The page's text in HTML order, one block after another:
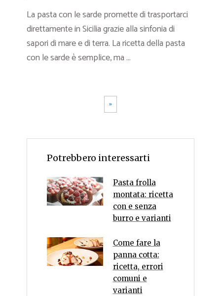
La pasta con le sarde promette di trasportarci
direttamente in Sicilia grazie alla sinfonia di
sapori di mare e di terra. La ricetta della pasta
con le sarde è semplice, ma ...
»
Potrebbero interessarti
Pasta frolla
montata: ricetta
con e senza
burro e varianti
Come fare la
panna cotta:
ricetta, errori
comuni e
varianti